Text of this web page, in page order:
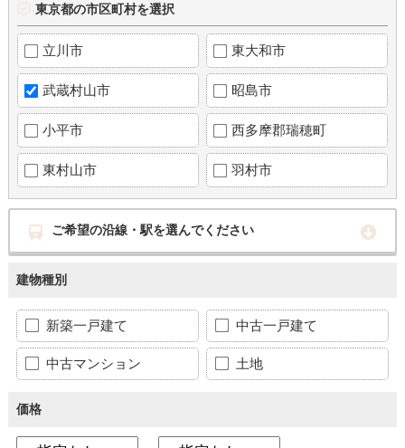
東京都の市区町村を選択
立川市 東大和市
武蔵村山市 昭島市
小平市 西多摩郡瑞穂町
東村山市 羽村市
ご希望の沿線・駅を選んでください
建物種別
新築一戸建て 中古一戸建て
中古マンション 土地
価格